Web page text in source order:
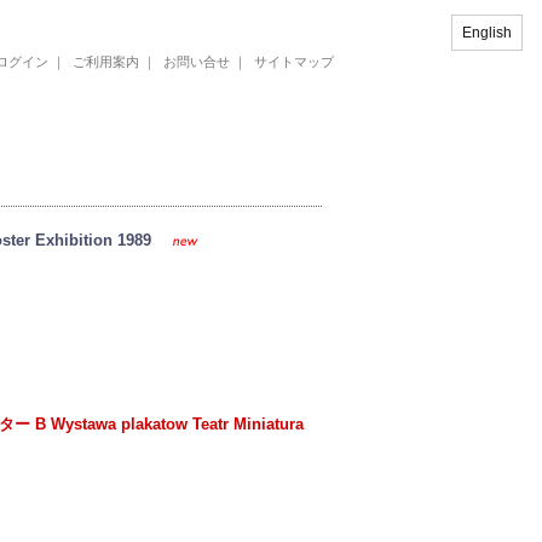
グイン ｜ ご利用案内 ｜ お問い合せ ｜ サイトマップ
Exhibition 1989
ー B Wystawa plakatow Teatr Miniatura
English